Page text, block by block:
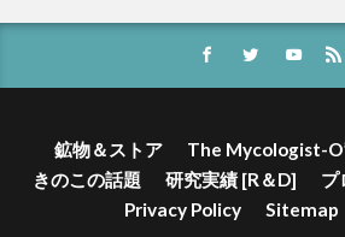
鉱物＆ストア
The Mycologist-
きのこの話題
研究実績 [R＆D] プ
Privacy Policy
Sitemap